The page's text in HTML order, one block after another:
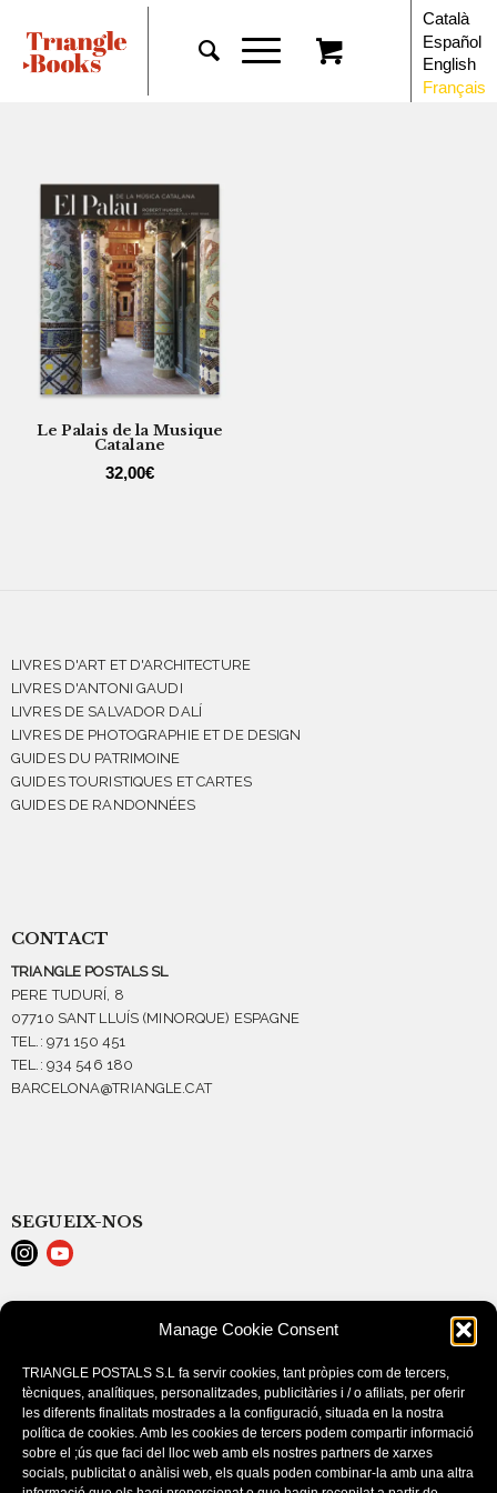
Manage Cookie Consent
TRIANGLE POSTALS S.L fa servir cookies, tant pròpies com de tercers,
tècniques, analítiques, personalitzades, publicitàries i / o afiliats, per oferir
les diferents finalitats mostrades a la configuració, situada en la nostra
política de cookies. Amb les cookies de tercers podem compartir informació
sobre el ;ús que faci del lloc web amb els nostres partners de xarxes
socials, publicitat o anàlisi web, els quals poden combinar-la amb una altra
Català
Español
English
Français
Le Palais de la Musique
Catalane
32,00€
LIVRES D'ART ET D'ARCHITECTURE
LIVRES D'ANTONI GAUDI
LIVRES DE SALVADOR DALÍ
LIVRES DE PHOTOGRAPHIE ET DE DESIGN
GUIDES DU PATRIMOINE
GUIDES TOURISTIQUES ET CARTES
GUIDES DE RANDONNÉES
CONTACT
TRIANGLE POSTALS SL
PERE TUDURÍ, 8
07710 SANT LLUÍS (MINORQUE) ESPAGNE
TEL.: 971 150 451
TEL.: 934 546 180
BARCELONA@TRIANGLE.CAT
SEGUEIX-NOS
POLÍTICA DE COOKIES (EU)
CONDITIONS D’ACHAT